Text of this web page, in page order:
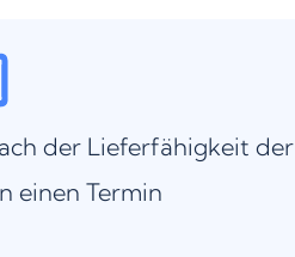
der Lieferfähigkeit der
einen Termin